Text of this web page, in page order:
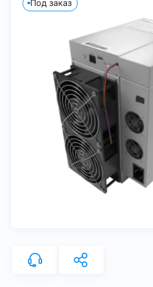
Под заказ